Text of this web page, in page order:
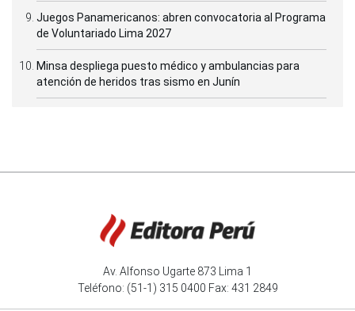
desarrollo sostenible . El Estado, las instituciones
públicas y privadas, las comunidades indígenas y
toda la población del país tiene la obligación de
unirse para un gran objetivo común: la conservación
de los bosques.
?? Chaparrí: la maravillosa reserva
ecológicahttps://t.co/dcwnIrpIdC
Juegos Panamericanos: abren convocatoria al Programa
de Voluntariado Lima 2027
Minsa despliega puesto médico y ambulancias para
atención de heridos tras sismo en Junín
Av. Alfonso Ugarte 873 Lima 1
Teléfono: (51-1) 315 0400 Fax: 431 2849